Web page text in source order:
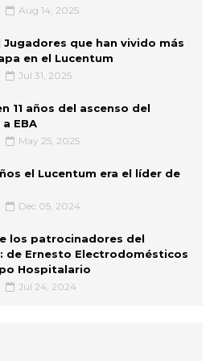
Aug 14, 2025
| Jugadores que han vivido más
en el Lucentum
Jul 31, 2025
11 años del ascenso del
EBA
May 25, 2025
el Lucentum era el líder de
Dec 05, 2024
los patrocinadores del
de Ernesto Electrodomésticos
Hospitalario
Jul 24, 2024